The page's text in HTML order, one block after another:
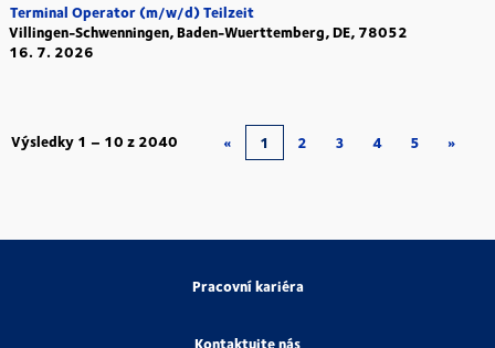
Terminal Operator (m/w/d) Teilzeit
Villingen-Schwenningen, Baden-Wuerttemberg, DE, 78052
16. 7. 2026
Výsledky 1 – 10 z 2040 « 1 2 3 4 5 »
Pracovní kariéra
Kontaktujte nás